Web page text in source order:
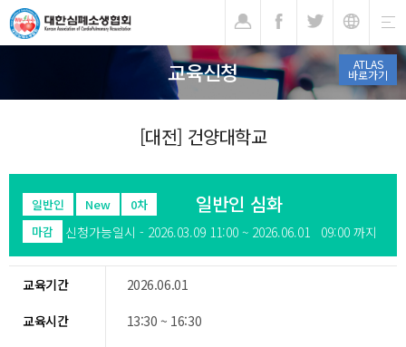
ATLAS
바로가기
교육신청
[대전] 건양대학교
일반인 New 0차 일반인 심화
마감 신청가능일시 - 2026.03.09 11:00 ~ 2026.06.01 09:00 까지
교육기간
2026.06.01
교육시간
13:30 ~ 16:30